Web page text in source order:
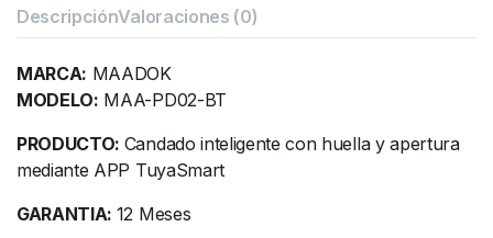
DescripciónValoraciones (0)
MARCA: MAADOK
MODELO: MAA-PD02-BT
PRODUCTO: Candado inteligente con huella y apertura
mediante APP TuyaSmart
GARANTIA: 12 Meses